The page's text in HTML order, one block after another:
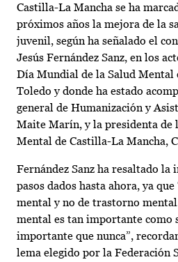
Castilla-La Mancha se ha
próximos años la mejora de la
juvenil, según ha señalado el
Jesús Fernández Sanz, en los
Día Mundial de la Salud Mental
Toledo y donde ha estado
general de Humanización y
Maite Marín, y la presidenta de
Mental de Castilla-La Mancha,
Fernández Sanz ha resaltado la
pasos dados hasta ahora, ya
mental y no de trastorno
mental es tan importante como
importante que nunca”,
lema elegido por la Federación